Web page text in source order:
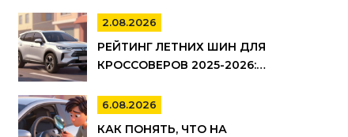
ДЛЯ АВТО
2.08.2026
РЕЙТИНГ ЛЕТНИХ ШИН ДЛЯ
КРОССОВЕРОВ 2025-2026:
УПРАВЛЯЕМОСТЬ
6.08.2026
КАК ПОНЯТЬ, ЧТО НА